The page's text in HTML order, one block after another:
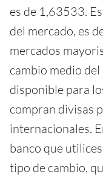
es de 1,63533.
del mercado, es
mercados
cambio medio
disponible para
compran divisas
internacionales.
banco que
tipo de cambio,